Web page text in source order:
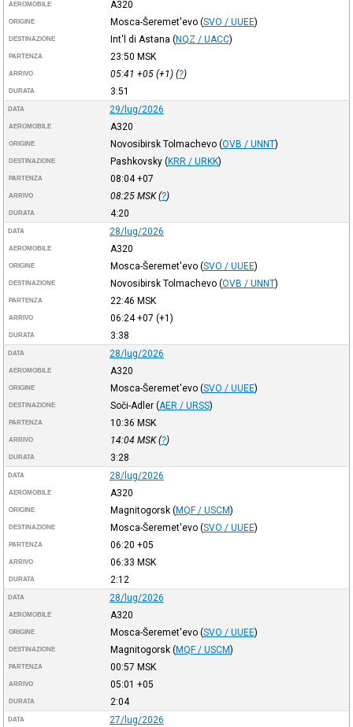
AEROMOBILE A320
ORIGINE Mosca-Šeremet'evo (SVO / UUEE)
DESTINAZIONE Int'l di Astana (NQZ / UACC)
PARTENZA 23:50 MSK
ARRIVO 05:41 +05(+1) (?)
DURATA 3:51
DATA 29/lug/2026
AEROMOBILE A320
ORIGINE Novosibirsk Tolmachevo (OVB / UNNT)
DESTINAZIONE Pashkovsky (KRR / URKK)
PARTENZA 08:04+07
ARRIVO 08:25 MSK(?)
DURATA 4:20
DATA 28/lug/2026
AEROMOBILE A320
ORIGINE Mosca-Šeremet'evo (SVO / UUEE)
DESTINAZIONE Novosibirsk Tolmachevo (OVB / UNNT)
PARTENZA 22:46 MSK
ARRIVO 06:24+07 (+1)
DURATA 3:38
DATA 28/lug/2026
AEROMOBILE A320
ORIGINE Mosca-Šeremet'evo (SVO / UUEE)
DESTINAZIONE Soči-Adler (AER / URSS)
PARTENZA 10:36 MSK
ARRIVO 14:04 MSK(?)
DURATA 3:28
DATA 28/lug/2026
AEROMOBILE A320
ORIGINE Magnitogorsk (MQF / USCM)
DESTINAZIONE Mosca-Šeremet'evo (SVO / UUEE)
PARTENZA 06:20 +05
ARRIVO 06:33 MSK
DURATA 2:12
DATA 28/lug/2026
AEROMOBILE A320
ORIGINE Mosca-Šeremet'evo (SVO / UUEE)
DESTINAZIONE Magnitogorsk (MQF / USCM)
PARTENZA 00:57 MSK
ARRIVO 05:01 +05
DURATA 2:04
DATA 27/lug/2026